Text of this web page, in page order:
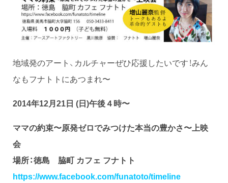
地域発のアート、カルチャーぜひ応援したいです！みん
なもフナトトにあつまれ〜
2014年12月21日 (日)午後４時〜
ママの約束〜原発ゼロでみつけた本当の豊かさ〜上映
会
場所：徳島 脇町 カフェ フナトト
https://www.facebook.com/funatoto/timeline